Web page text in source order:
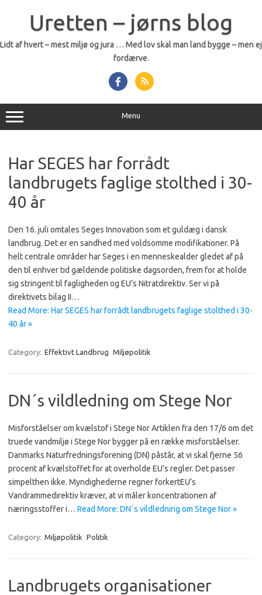
Uretten – jørns blog
Lidt af hvert – mest miljø og jura … Med lov skal man land bygge – men ej
fordærve.
Menu
Har SEGES har forrådt
landbrugets faglige stolthed i 30-
40 år
Den 16. juli omtales Seges Innovation som et guldæg i dansk
landbrug. Det er en sandhed med voldsomme modifikationer. På
helt centrale områder har Seges i en menneskealder gledet af på
den til enhver tid gældende politiske dagsorden, frem for at holde
sig stringent til fagligheden og EU’s Nitratdirektiv. Ser vi på
direktivets bilag II…
Read More: Har SEGES har forrådt landbrugets faglige stolthed i 30-
40 år »
Category: Effektivt Landbrug Miljøpolitik
DN´s vildledning om Stege Nor
Misforståelser om kvælstof i Stege Nor Artiklen fra den 17/6 om det
truede vandmiljø i Stege Nor bygger på en række misforståelser.
Danmarks Naturfredningsforening (DN) påstår, at vi skal fjerne 56
procent af kvælstoffet for at overholde EU’s regler. Det passer
simpelthen ikke. Myndighederne regner forkertEU’s
Vandrammedirektiv kræver, at vi måler koncentrationen af
næringsstoffer i… Read More: DN´s vildledning om Stege Nor »
Category: Miljøpolitik Politik
Landbrugets organisationer